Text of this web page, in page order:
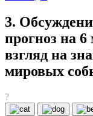
3.
прогноз на
взгляд на
мировых
?